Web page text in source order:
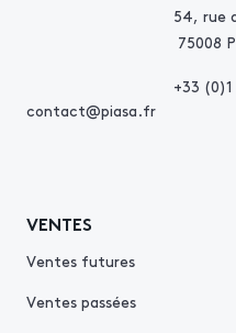
54, rue
75008
+33
contact@piasa.fr
VENTES
Ventes futures
Ventes passées